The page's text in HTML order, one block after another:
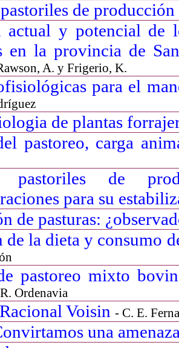
de producción
actual y potencial de
en la provincia de
A. y Frigerio, K.
para el
de plantas
pastoreo, carga
pastoriles de
para su
de pasturas:
de la dieta y consumo
pastoreo mixto
Ordenavia
Voisin - C. E.
una